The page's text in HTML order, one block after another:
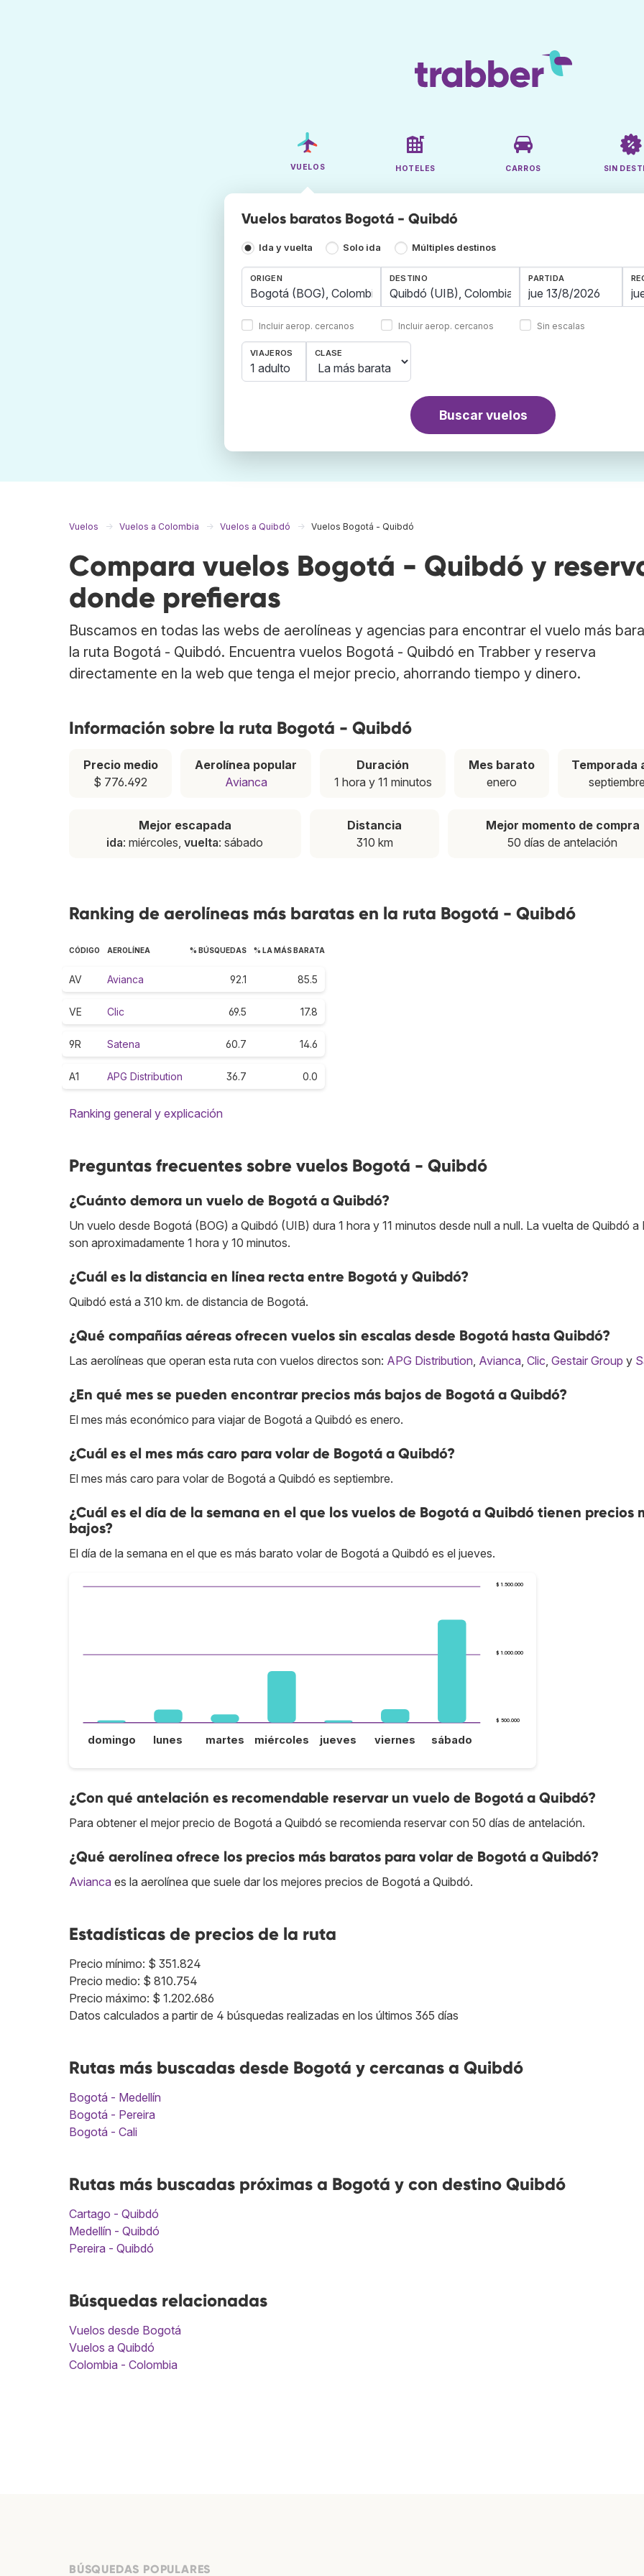
VUELOS HOTELES CARROS SIN
Vuelos baratos Bogotá - Quibdó
Ida y vuelta Solo ida Múltiples destinos
ORIGEN
Incluir aerop. cercanos
DESTINO
Incluir aerop. cercanos
PARTIDA
Sin escalas
VIAJEROS
1 adulto
CLASE
Buscar vuelos
Vuelos Vuelos a Colombia Vuelos a Quibdó Vuelos Bogotá - Quibdó
Compara vuelos Bogotá - Quibdó y
donde prefieras
Buscamos en todas las webs de aerolíneas y agencias para encontrar el vuelo más
la ruta Bogotá - Quibdó. Encuentra vuelos Bogotá - Quibdó en Trabber y reserva
directamente en la web que tenga el mejor precio, ahorrando tiempo y dinero.
Información sobre la ruta Bogotá - Quibdó
Precio medio
$ 776.492
Aerolínea popular
Avianca
Duración
1 hora y 11 minutos
Mes barato
enero
Temporada
septiembre
Mejor escapada
ida: miércoles,vuelta: sábado
Distancia
310 km
Mejor momento de compra
50 días de antelación
Ranking de aerolíneas más baratas en la ruta Bogotá - Quibdó
CÓDIGO AEROLÍNEA % BÚSQUEDAS % LA MÁS BARATA
AV Avianca 92.1 85.5
VE Clic 69.5 17.8
9R Satena 60.7 14.6
A1 APG Distribution 36.7 0.0
Ranking general y explicación
Preguntas frecuentes sobre vuelos Bogotá - Quibdó
¿Cuánto demora un vuelo de Bogotá a Quibdó?
Un vuelo desde Bogotá (BOG) a Quibdó (UIB) dura 1 hora y 11 minutos desde null a null. La vuelta de Quibdó a
son aproximadamente 1 hora y 10 minutos.
¿Cuál es la distancia en línea recta entre Bogotá y Quibdó?
Quibdó está a 310 km. de distancia de Bogotá.
¿Qué compañías aéreas ofrecen vuelos sin escalas desde Bogotá hasta Quibdó?
Las aerolíneas que operan esta ruta con vuelos directos son: APG Distribution, Avianca, Clic, Gestair Group y
¿En qué mes se pueden encontrar precios más bajos de Bogotá a Quibdó?
El mes más económico para viajar de Bogotá a Quibdó es enero.
¿Cuál es el mes más caro para volar de Bogotá a Quibdó?
El mes más caro para volar de Bogotá a Quibdó es septiembre.
¿Cuál es el día de la semana en el que los vuelos de Bogotá a Quibdó tienen precios
bajos?
El día de la semana en el que es más barato volar de Bogotá a Quibdó es el jueves.
$ 500.000
$ 1.000.000
$ 1.500.000
domingo lunes martes miércoles jueves viernes sábado
¿Con qué antelación es recomendable reservar un vuelo de Bogotá a Quibdó?
Para obtener el mejor precio de Bogotá a Quibdó se recomienda reservar con 50 días de antelación.
¿Qué aerolínea ofrece los precios más baratos para volar de Bogotá a Quibdó?
Avianca es la aerolínea que suele dar los mejores precios de Bogotá a Quibdó.
Estadísticas de precios de la ruta
Precio mínimo: $ 351.824
Precio medio: $ 810.754
Precio máximo: $ 1.202.686
Datos calculados a partir de 4 búsquedas realizadas en los últimos 365 días
Rutas más buscadas desde Bogotá y cercanas a Quibdó
Bogotá - Medellín
Bogotá - Pereira
Bogotá - Cali
Rutas más buscadas próximas a Bogotá y con destino Quibdó
Cartago - Quibdó
Medellín - Quibdó
Pereira - Quibdó
Búsquedas relacionadas
Vuelos desde Bogotá
Vuelos a Quibdó
Colombia - Colombia
BÚSQUEDAS POPULARES